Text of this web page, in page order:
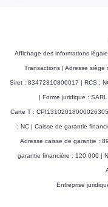
Affichage des informations
Transactions | Adresse
Siret : 83472310800017 | RCS :
| Forme juridique :
Carte T :
: NC | Caisse de garantie
Adresse caisse de garantie :
garantie financière : 120 000 |
Entreprise